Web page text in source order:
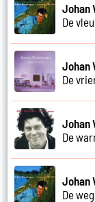
Johan
De
Johan
De
Johan
De
Johan
De weg